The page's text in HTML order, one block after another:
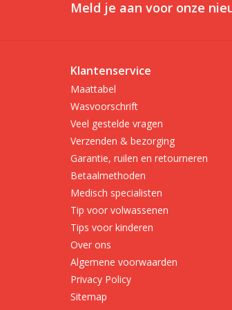
Meld je aan voor onze
Klantenservice
Maattabel
Wasvoorschrift
Veel gestelde vragen
Verzenden & bezorging
Garantie, ruilen en retourneren
Betaalmethoden
Medisch specialisten
Tip voor volwassenen
Tips voor kinderen
Over ons
Algemene voorwaarden
Privacy Policy
Sitemap